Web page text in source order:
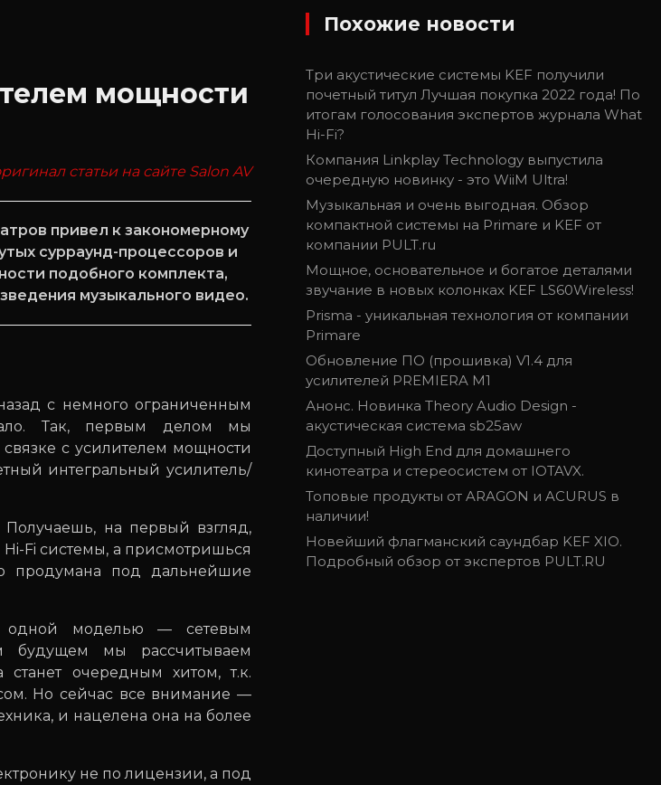
мощности
статьи на сайте Salon AV
привел к закономерному
сурраунд-процессоров и
подобного комплекта,
музыкального видео.
с немного ограниченным
Так, первым делом мы
связке с усилителем мощности
интегральный усилитель/
на первый взгляд,
Fi системы, а присмотришься
продумана под дальнейшие
одной моделью — сетевым
мы рассчитываем
очередным хитом, т.к.
Но сейчас все внимание —
и нацелена она на более
не по лицензии, а под
Похожие новости
Три акустические системы KEF получили
почетный титул Лучшая покупка 2022 года! По
итогам голосования экспертов журнала What
Hi-Fi?
Компания Linkplay Technology выпустила
очередную новинку - это WiiM Ultra!
Музыкальная и очень выгодная. Обзор
компактной системы на Primare и KEF от
компании PULT.ru
Мощное, основательное и богатое деталями
звучание в новых колонках KEF LS60Wireless!
Prisma - уникальная технология от компании
Primare
Обновление ПО (прошивка) V1.4 для
усилителей PREMIERA M1
Анонс. Новинка Theory Audio Design -
акустическая система sb25aw
Доступный High End для домашнего
кинотеатра и стереосистем от IOTAVX.
Топовые продукты от ARAGON и ACURUS в
наличии!
Новейший флагманский саундбар KEF XIO.
Подробный обзор от экспертов PULT.RU